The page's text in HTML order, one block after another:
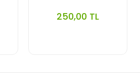
250,00 TL